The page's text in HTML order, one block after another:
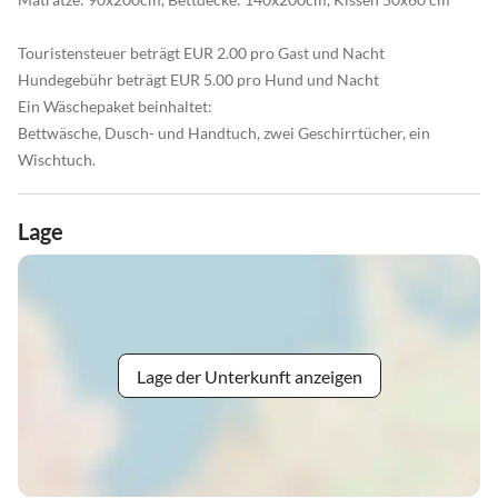
Touristensteuer beträgt EUR 2.00 pro Gast und Nacht
Hundegebühr beträgt EUR 5.00 pro Hund und Nacht
Ein Wäschepaket beinhaltet:
Bettwäsche, Dusch- und Handtuch, zwei Geschirrtücher, ein
Wischtuch.
Lage
Lage der Unterkunft anzeigen